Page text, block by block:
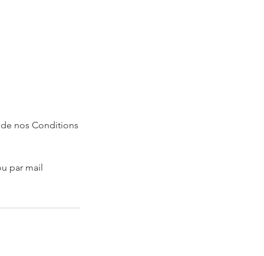
nos Conditions
par mail